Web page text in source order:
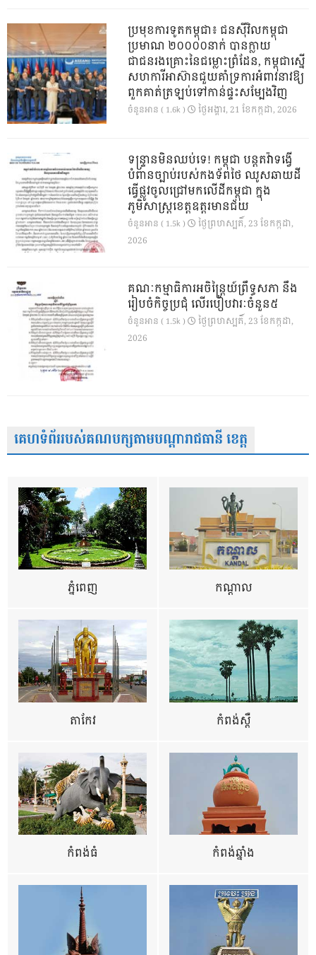
ប្រមុខការទូតកម្ពុជា៖ ជនស៊ីវិលកម្ពុជា
ប្រមាណ ២០០០០នាក់ បានក្លាយ
ជាជនរងគ្រោះនៃជម្លោះព្រំដែន, កម្ពុជាស្នើ
សហការីអាស៊ានជួយគាំទ្រការអំពាវនាវឱ្យ
ពួកគាត់ត្រឡប់ទៅកាន់ផ្ទះសម្បែងវិញ
ចំនួនអាន ( 1.6k ) ថ្ងៃ​អង្គារ, 21 ខែ​កក្កដា, 2026
ទន្ទ្រានមិនឈប់ទេ! កម្ពុជា បន្តតវ៉ាទង្វើ
បំពានច្បាប់របស់កងទ័ពថៃ ឈូសឆាយដី
ធ្វើផ្លូវចូលជ្រៅមកលើដីកម្ពុជា ក្នុង
ភូមិសាស្ត្រខេត្តឧត្តរមានជ័យ
ចំនួនអាន ( 1.5k )
ថ្ងៃ​ព្រហស្បតិ៍, 23 ខែ​កក្កដា,
2026
គណៈកម្មាធិការអចិន្ត្រៃយ៍ព្រឹទ្ធសភា នឹង
រៀបចំកិច្ចប្រជុំ លើរបៀបវារៈចំនួន៥
ចំនួនអាន ( 1.5k )
ថ្ងៃ​ព្រហស្បតិ៍, 23 ខែ​កក្កដា,
2026
គេហទំព័ររបស់គណបក្សតាមបណ្តារាជធានី ខេត្ត
ភ្នំពេញ កណ្តាល
តាកែវ កំពង់ស្ពឺ
កំពង់ធំ កំពង់ឆ្នាំង